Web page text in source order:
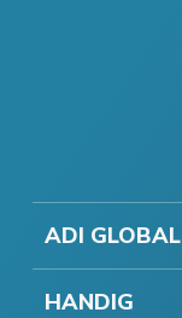
ADI GLOBAL
HANDIG